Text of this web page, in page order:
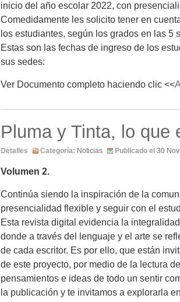
inicio del año escolar 2022, con
Comedidamente les solicito tener en
los estudiantes, según los grados en las 5
Estas son las fechas de ingreso de los
sus sedes:
Ver Documento completo haciendo clic <<
Pluma y Tinta, lo que
Detalles Categoría: Noticias Publicado el 30
Volumen 2.
Continúa siendo la inspiración de la
presencialidad flexible y seguir con el
Esta revista digital evidencia la
donde a través del lenguaje y el arte se
de cada escritor. Es por ello, que están
de este proyecto, por medio de la lectura
pensamientos e ideas de todo un sentir
la publicación y te invitamos a explorarla